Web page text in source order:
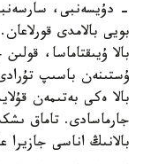
- دۇيسەنبى،
بويى بالامدى
بالا ۇيىقتاماسا،
ۇستىنەن باسىپ
بالا ەكى بەتىمەن
جارماسادى. تاماق
بالانىڭ اناسى جازيرا